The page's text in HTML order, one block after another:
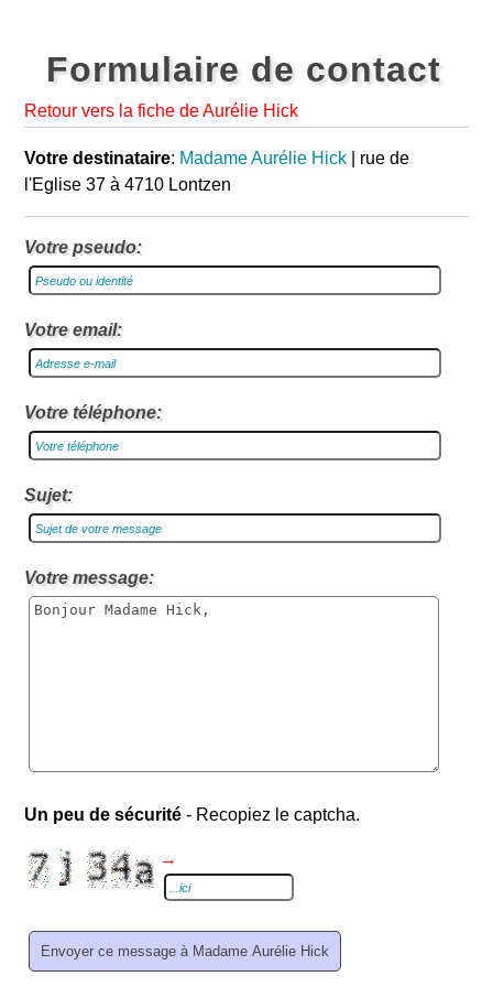
Formulaire de contact
Retour vers la fiche de Aurélie Hick
Votre destinataire: Madame Aurélie Hick | rue de
l'Eglise 37 à 4710 Lontzen
Votre pseudo:
Votre email:
Votre téléphone:
Sujet:
Votre message:
Un peu de sécurité - Recopiez le captcha.
→